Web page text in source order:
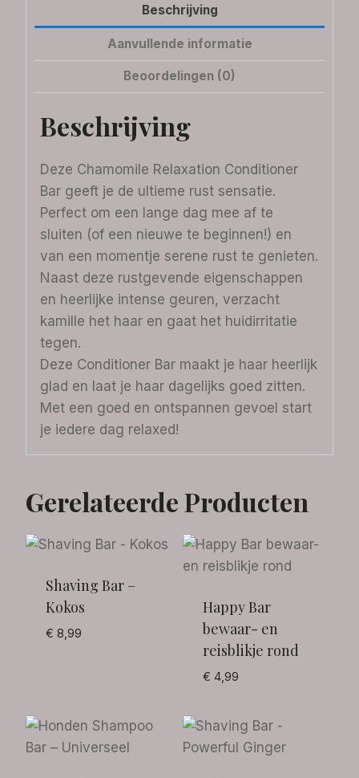
Beschrijving
Aanvullende informatie
Beoordelingen (0)
Beschrijving
Deze Chamomile Relaxation Conditioner
Bar geeft je de ultieme rust sensatie.
Perfect om een lange dag mee af te
sluiten (of een nieuwe te beginnen!) en
van een momentje serene rust te genieten.
Naast deze rustgevende eigenschappen
en heerlijke intense geuren, verzacht
kamille het haar en gaat het huidirritatie
tegen.
Deze Conditioner Bar maakt je haar heerlijk
glad en laat je haar dagelijks goed zitten.
Met een goed en ontspannen gevoel start
je iedere dag relaxed!
Gerelateerde Producten
Shaving Bar –
Kokos
€ 8,99
Happy Bar
bewaar- en
reisblikje rond
€ 4,99